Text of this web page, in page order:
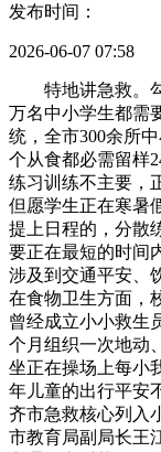
发布时间：
2026-06-07 07:58
特地讲急救。勾
万名中小学生都需
统，全市300余所
个从食都必需留样
练习训练不主要，
但愿学生正在寒暑
提上日程的，分散
要正在最短的时间
涉及到交通平安、
在食物卫生方面，
曾经成立小小救生
个月组织一次地动
坐正在操场上每小
年儿童的出行平安
齐市急救核心列入
市教育局副局长王